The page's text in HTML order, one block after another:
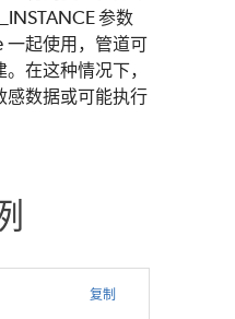
参数
起使用，管道可
在这种情况下，
感数据或可能执行
复制